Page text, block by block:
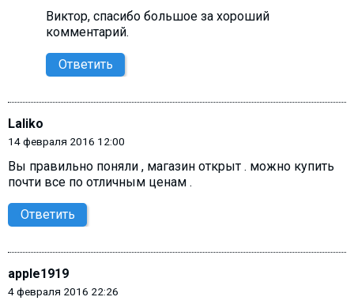
Виктор, cпасибо большое за хороший
комментарий.
Ответить
Laliko
14 февраля 2016 12:00
Вы правильно поняли , магазин открыт . можно купить
почти все по отличным ценам .
Ответить
apple1919
4 февраля 2016 22:26